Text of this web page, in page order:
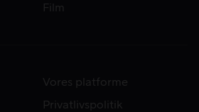
Film
Vores platforme
Privatlivspolitik